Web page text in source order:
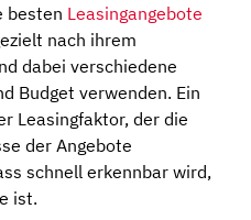
besten Leasingangebote
nach ihrem
dabei verschiedene
Budget verwenden. Ein
Leasingfaktor, der die
der Angebote
schnell erkennbar wird,
ist.